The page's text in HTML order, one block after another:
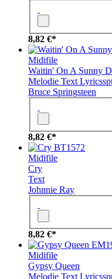
8,82 €*
Midifile
Waitin' On A Sunny
Melodie Text
Bruce Springsteen
8,82 €*
BT1572
Midifile
Cry
Text
Johnnie Ray
8,82 €*
Midifile
Gypsy Queen
Melodie Text